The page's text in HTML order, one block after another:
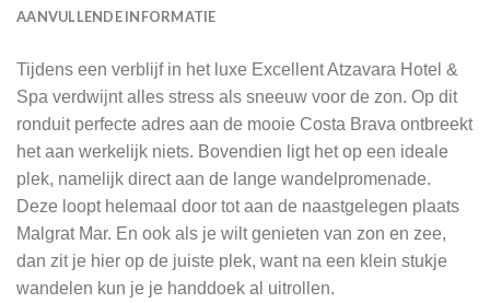
AANVULLENDE INFORMATIE
Tijdens een verblijf in het luxe Excellent Atzavara Hotel &
Spa verdwijnt alles stress als sneeuw voor de zon. Op dit
ronduit perfecte adres aan de mooie Costa Brava ontbreekt
het aan werkelijk niets. Bovendien ligt het op een ideale
plek, namelijk direct aan de lange wandelpromenade.
Deze loopt helemaal door tot aan de naastgelegen plaats
Malgrat Mar. En ook als je wilt genieten van zon en zee,
dan zit je hier op de juiste plek, want na een klein stukje
wandelen kun je je handdoek al uitrollen.